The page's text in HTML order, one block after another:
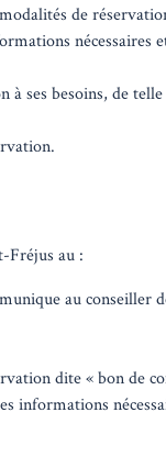
de
nécessaires
à ses besoins, de
Fréjus au :
au conseiller
dite « bon de
informations